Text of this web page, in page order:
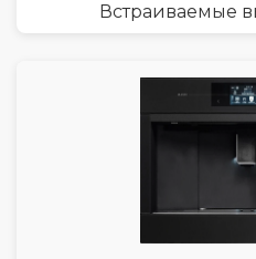
Встраиваемые